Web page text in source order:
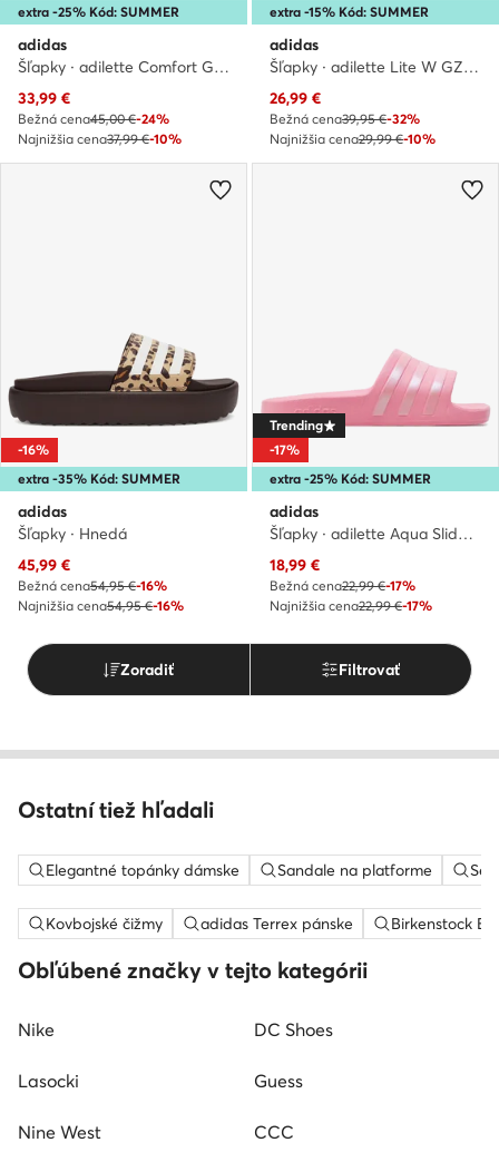
extra -25% Kód: SUMMER
adidas
Šľapky · adilette Comfort GZ5893 · Biela
Aktuálna cena
33,99 €
Bežná cena45,00 €-24%
Najnižšia cena37,99 €-10%
extra -15% Kód: SUMMER
adidas
Šľapky · adilette Lite W GZ6196 · Čierna
Aktuálna cena
26,99 €
Bežná cena39,95 €-32%
Najnižšia cena29,99 €-10%
extra -35% Kód: SUMMER
-16%
adidas
Šľapky · Hnedá
Aktuálna cena
45,99 €
Bežná cena54,95 €-16%
Najnižšia cena54,95 €-16%
extra -25% Kód: SUMMER
Trending
-17%
adidas
Šľapky · adilette Aqua Slides IF6071 · Ružová
Aktuálna cena
18,99 €
Bežná cena22,99 €-17%
Najnižšia cena22,99 €-17%
Zoradiť Filtrovať
Ostatní tiež hľadali
Elegantné topánky dámske Sandale na platforme
Kovbojské čižmy adidas Terrex pánske Birkenstock
Obľúbené značky v tejto kategórii
Nike DC Shoes
Lasocki Guess
Nine West CCC